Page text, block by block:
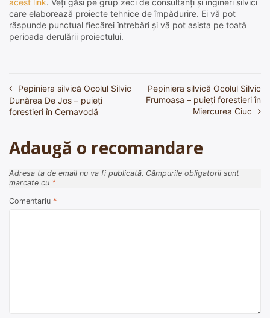
acest link. Veți găsi pe grup zeci de consultanți și ingineri silvici
care elaborează proiecte tehnice de împădurire. Ei vă pot
răspunde punctual fiecărei întrebări și vă pot asista pe toată
perioada derulării proiectului.
Navigare
în
Pepiniera silvică Ocolul Silvic
Dunărea De Jos – puieți
forestieri în Cernavodă
Pepiniera silvică Ocolul Silvic
Frumoasa – puieți forestieri în
Miercurea Ciuc
Adaugă o recomandare
Adresa ta de email nu va fi publicată. Câmpurile obligatorii sunt
marcate cu *
Comentariu *